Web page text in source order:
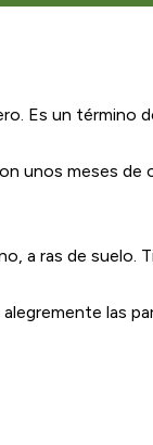
Es un término
unos meses de
a ras de suelo.
las